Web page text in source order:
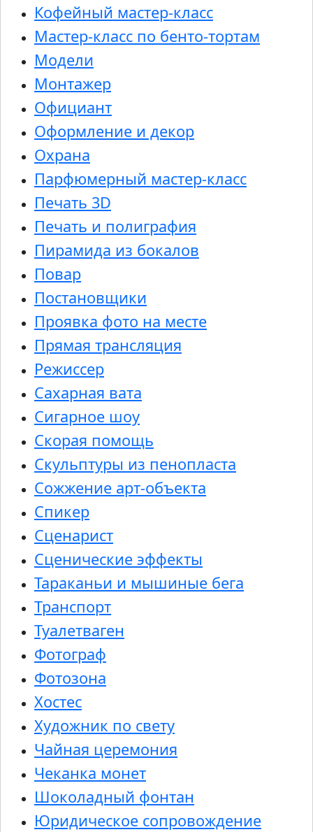
Кофейный мастер-класс
Мастер-класс по бенто-тортам
Модели
Монтажер
Официант
Оформление и декор
Охрана
Парфюмерный мастер-класс
Печать 3D
Печать и полиграфия
Пирамида из бокалов
Повар
Постановщики
Проявка фото на месте
Прямая трансляция
Режиссер
Сахарная вата
Сигарное шоу
Скорая помощь
Скульптуры из пенопласта
Сожжение арт-объекта
Спикер
Сценарист
Сценические эффекты
Тараканьи и мышиные бега
Транспорт
Туалетваген
Фотограф
Фотозона
Хостес
Художник по свету
Чайная церемония
Чеканка монет
Шоколадный фонтан
Юридическое сопровождение